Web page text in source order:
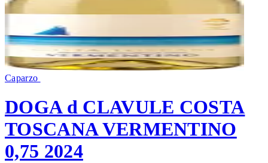
Caparzo
DOGA d CLAVULE COSTA
TOSCANA VERMENTINO
0,75 2024